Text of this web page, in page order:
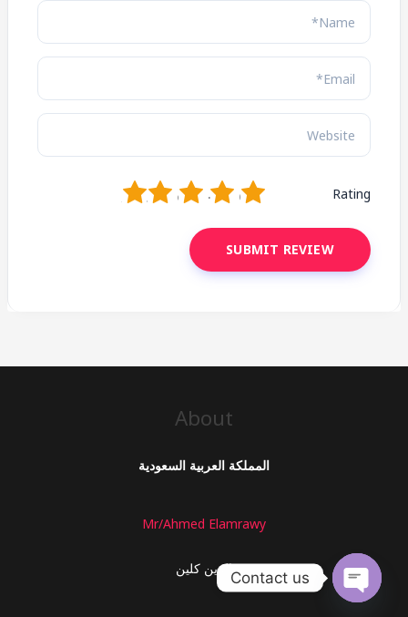
Rating
5
4
3
2
About
المملكة العربية السعودية
Mr/Ahmed Elamrawy
الزين كلينContact us
OPEN